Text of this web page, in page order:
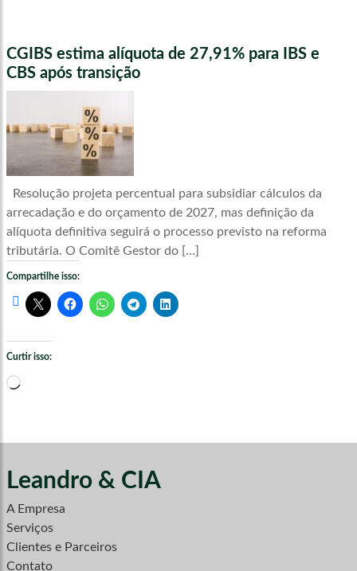
CGIBS estima alíquota de 27,91% para IBS e
CBS após transição
Resolução projeta percentual para subsidiar cálculos da
arrecadação e do orçamento de 2027, mas definição da
alíquota definitiva seguirá o processo previsto na reforma
tributária. O Comitê Gestor do […]
Compartilhe isso:
Curtir isso:
Carregando...
Leandro & CIA
A Empresa
Serviços
Clientes e Parceiros
Contato